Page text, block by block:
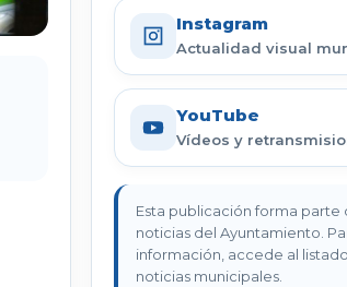
Instagram
Actualidad visual
YouTube
Vídeos y
Esta publicación forma parte
noticias del Ayuntamiento.
información, accede al
noticias municipales.